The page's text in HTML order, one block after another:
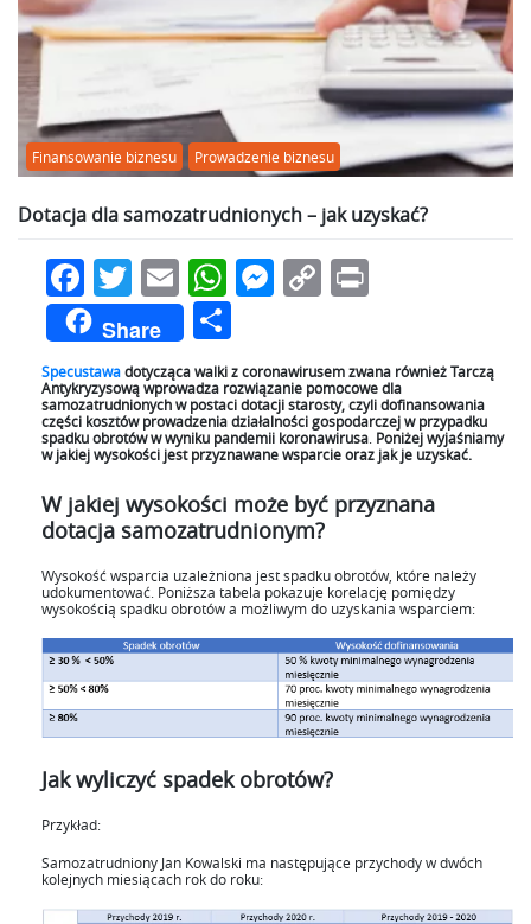
Finansowanie biznesu Prowadzenie biznesu
Dotacja dla samozatrudnionych – jak uzyskać?
Facebook
Twitter
EmailWhatsApp
Messenger
Copy
Share
się
Specustawadotycząca walki z coronawirusem zwana również Tarczą
Antykryzysową wprowadza rozwiązanie pomocowe dla
samozatrudnionych w postaci dotacji starosty, czyli dofinansowania
części kosztów prowadzenia działalności gospodarczej w przypadku
spadku obrotów w wyniku pandemii koronawirusa Poniżej wyjaśniamy
w jakiej wysokości jest przyznawane wsparcie oraz jak je uzyskać.
W jakiej wysokości może być przyznana
dotacja samozatrudnionym?
Wysokość wsparcia uzależniona jest spadku obrotów, które należy
udokumentować. Poniższa tabela pokazuje korelację pomiędzy
wysokością spadku obrotów a możliwym do uzyskania wsparciem:
Jak wyliczyć spadek obrotów?
Przykład:
Samozatrudniony Jan Kowalski ma następujące przychody w dwóch
kolejnych miesiącach rok do roku: